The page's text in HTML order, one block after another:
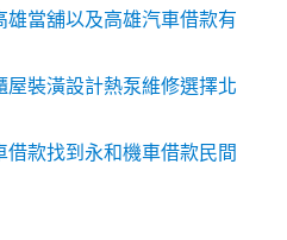
當舖以及高雄汽車借款有
屋裝潢設計熱泵維修選擇北
款找到永和機車借款民間